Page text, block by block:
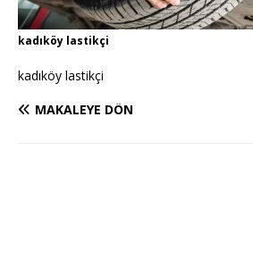
kadıköy lastikçi
kadıköy lastikçi
MAKALEYE DÖN